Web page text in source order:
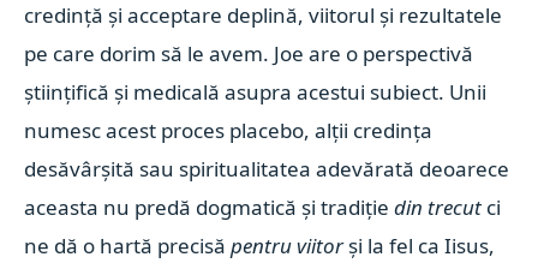
credință și acceptare deplină, viitorul și rezultatele
pe care dorim să le avem. Joe are o perspectivă
științifică și medicală asupra acestui subiect. Unii
numesc acest proces placebo, alții credința
desăvârșită sau spiritualitatea adevărată deoarece
aceasta nu predă dogmatică și tradițiedin trecut ci
ne dă o hartă precisăpentru viitorși la fel ca Iisus,